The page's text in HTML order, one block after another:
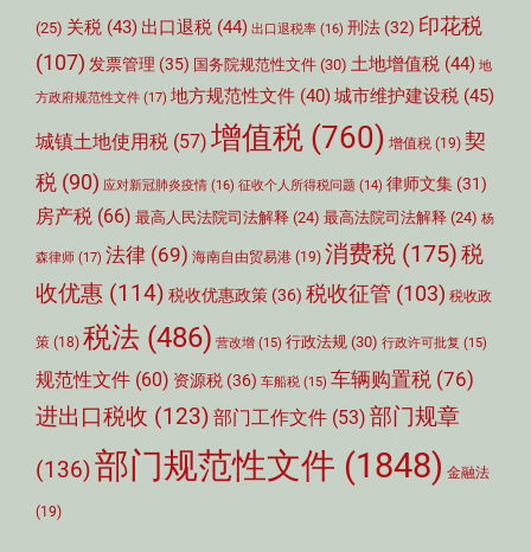
(25) 关税 (43) 出口退税 (44) 出口退税率 (16) 刑法 (32) 印花税
(107) 发票管理 (35) 国务院规范性文件 (30) 土地增值税 (44) 地
方政府规范性文件 (17) 地方规范性文件 (40)城市维护建设税 (45)
城镇土地使用税 (57) 增值税 (760) 增值税 (19) 契
税 (90) 应对新冠肺炎疫情 (16) 征收个人所得税问题 (14) 律师文集 (31)
房产税 (66) 最高人民法院司法解释 (24) 最高法院司法解释 (24) 杨
森律师 (17) 法律 (69) 海南自由贸易港 (19) 消费税 (175)税
收优惠 (114) 税收优惠政策 (36) 税收征管 (103) 税收政
策 (18) 税法 (486) 营改增 (15) 行政法规 (30) 行政许可批复 (15)
规范性文件 (60) 资源税 (36) 车船税 (15) 车辆购置税 (76)
进出口税收 (123) 部门工作文件 (53) 部门规章
(136)部门规范性文件 (1848) 金融法
(19)